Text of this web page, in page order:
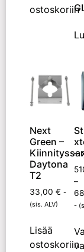
ostoskoriin
Next
Green –
Daytona
T2
33,00 € -
(sis. ALV)
Lisää
ostoskoriin
–
–
-